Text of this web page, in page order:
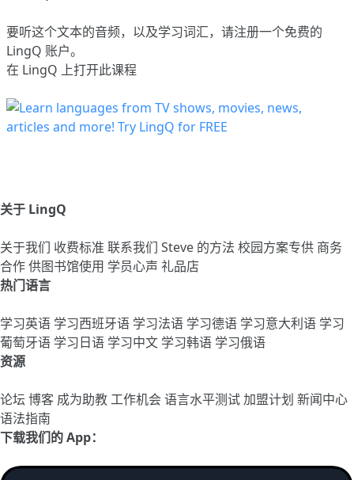
要听这个文本的音频，以及学习词汇，请注册一个免费的
LingQ 账户。
在 LingQ 上打开此课程
关于 LingQ
关于我们 收费标准 联系我们 Steve 的方法 校园方案专供 商务
合作供图书馆使用 学员心声 礼品店
热门语言
学习英语 学习西班牙语 学习法语 学习德语 学习意大利语 学习
葡萄牙语 学习日语 学习中文 学习韩语 学习俄语
资源
论坛 博客 成为助教工作机会语言水平测试加盟计划 新闻中心
语法指南
下载我们的 App：